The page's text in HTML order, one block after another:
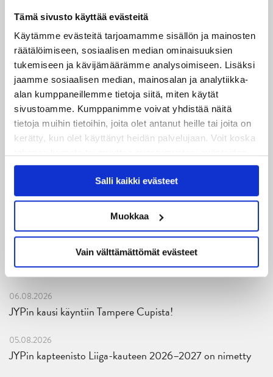
Tämä sivusto käyttää evästeitä
Käytämme evästeitä tarjoamamme sisällön ja mainosten
räätälöimiseen, sosiaalisen median ominaisuuksien
tukemiseen ja kävijämäärämme analysoimiseen. Lisäksi
jaamme sosiaalisen median, mainosalan ja analytiikka-
alan kumppaneillemme tietoja siitä, miten käytät
sivustoamme. Kumppanimme voivat yhdistää näitä
tietoja muihin tietoihin, joita olet antanut heille tai joita on
kerätty, kun olet käyttänyt heidän palvelujaan. Voit koska
käytöstäEvästeet-sivultamme.
Salli kaikki evästeet
Muokkaa
Vain välttämättömät evästeet
Mikko Petman 2025
Riku Tohila 2025
Jere Lassila 2025
Mikko Perttu 2026
Uusimmat
08.08.2026
Turnausraportti: JYP juhlii seurahistorian ensimmäistä
Tampere Cupin voittoa!
06.08.2026
JYPin kausi käyntiin Tampere Cupista!
05.08.2026
JYPin kapteenisto Liiga-kauteen 2026–2027 on nimetty